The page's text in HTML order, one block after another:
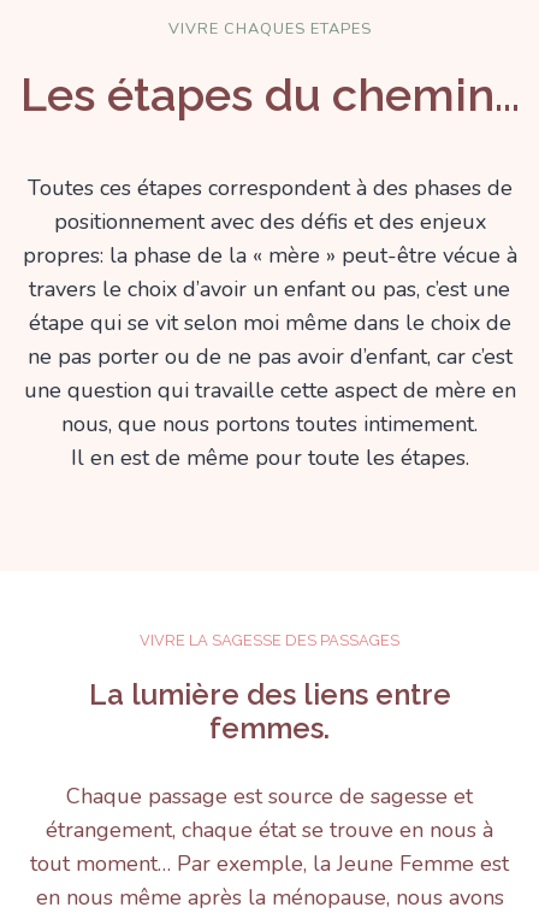
VIVRE CHAQUES ETAPES
Les étapes du chemin…
Toutes ces étapes correspondent à des phases de
positionnement avec des défis et des enjeux
propres: la phase de la « mère » peut-être vécue à
travers le choix d’avoir un enfant ou pas, c’est une
étape qui se vit selon moi même dans le choix de
ne pas porter ou de ne pas avoir d’enfant, car c’est
une question qui travaille cette aspect de mère en
nous, que nous portons toutes intimement.
Il en est de même pour toute les étapes.
VIVRE LA SAGESSE DES PASSAGES
La lumière des liens entre
femmes.
Chaque passage est source de sagesse et
étrangement, chaque état se trouve en nous à
tout moment… Par exemple, la Jeune Femme est
en nous même après la ménopause, nous avons